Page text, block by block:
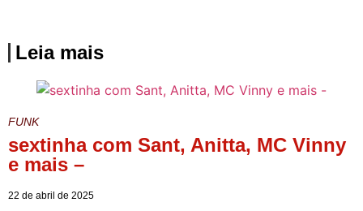
Leia mais
FUNK
sextinha com Sant, Anitta, MC Vinny
e mais –
22 de abril de 2025